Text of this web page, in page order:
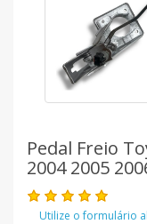
Pedal Freio
2004 2005
Utilize o formulário